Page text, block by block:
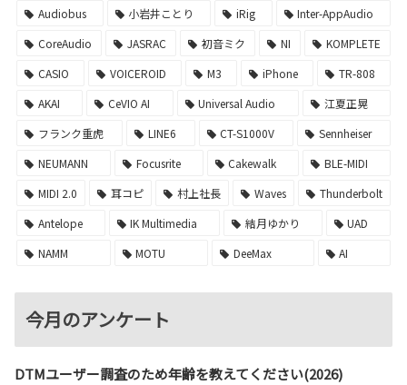
Audiobus
小岩井ことり iRig
Inter-AppAudio
CoreAudio
JASRAC 初音ミク NI
KOMPLETE
CASIO
VOICEROID M3 iPhone
TR-808
AKAI
CeVIO AI Universal Audio
江夏正晃
フランク重虎
LINE6 CT-S1000V
Sennheiser
NEUMANN
Focusrite Cakewalk
BLE-MIDI
MIDI 2.0
耳コピ 村上社長 Waves
Thunderbolt
Antelope
IK Multimedia 結月ゆかり
UAD
NAMM
MOTU DeeMax AI
今月のアンケート
DTMユーザー調査のため年齢を教えてください(2026)